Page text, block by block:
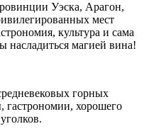
Уэска, Арагон,
мест
культура и сама
насладиться магией вина!
горных
гастрономии, хорошего